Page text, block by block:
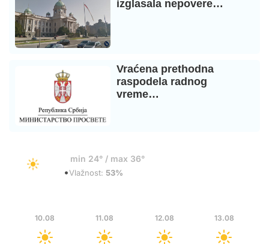
izglasala nepovere…
Vraćena prethodna
raspodela radnog
vreme…
min 24° / max 36°
•Vlažnost: 53%
10.08 11.08 12.08 13.08